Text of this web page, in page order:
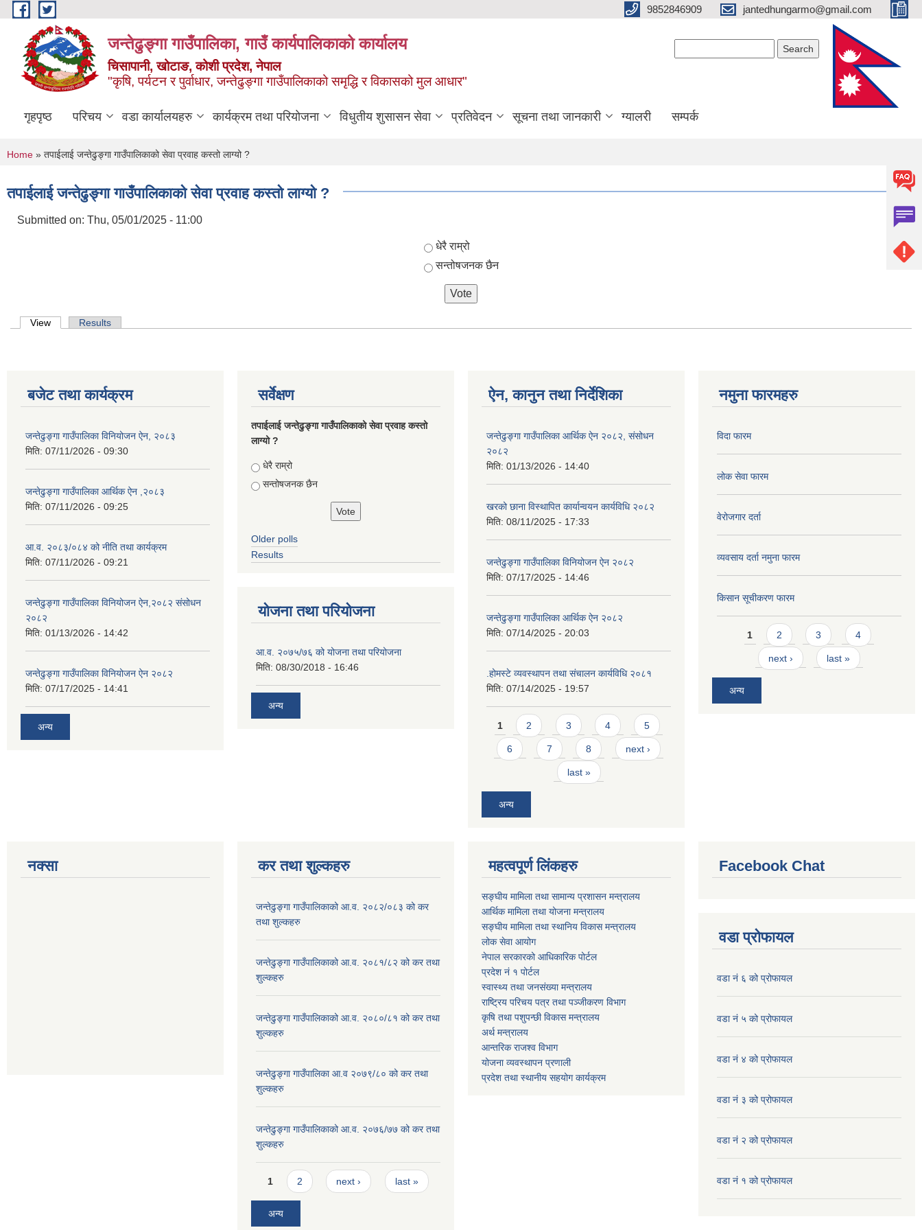
Skip to main content 9852846909 jantedhungarmo@gmail.com
जन्तेढुङ्गा गाउँपालिका, गाउँ कार्यपालिकाको कार्यालय
चिसापानी, खोटाङ, कोशी प्रदेश, नेपाल
"कृषि, पर्यटन र पुर्वाधार, जन्तेढुङ्गा गाउँपालिकाको समृद्धि र विकासको मुल आधार"
गृहपृष्ठ परिचय वडा कार्यालयहरु कार्यक्रम तथा परियोजना विधुतीय शुसासन सेवा प्रतिवेदन सूचना तथा जानकारी ग्यालरी सम्पर्क
You are here
Home » तपाईलाई जन्तेढुङ्गा गाउँपालिकाको सेवा प्रवाह कस्तो लाग्यो ?
तपाईलाई जन्तेढुङ्गा गाउँपालिकाको सेवा प्रवाह कस्तो लाग्यो ?
Submitted on: Thu, 05/01/2025 - 11:00
Choices
धेरै राम्रो
सन्तोषजनक छैन
Primary tabs
View (active tab)
Results
बजेट तथा कार्यक्रम
जन्तेढुङ्गा गाउँपालिका विनियोजन ऐन, २०८३
मिति: 07/11/2026 - 09:30
जन्तेढुङ्गा गाउँपालिका आर्थिक ऐन ,२०८३
मिति: 07/11/2026 - 09:25
आ.व. २०८३/०८४ को नीति तथा कार्यक्रम
मिति: 07/11/2026 - 09:21
जन्तेढुङ्गा गाउँपालिका विनियोजन ऐन,२०८२ संसोधन
२०८२
मिति: 01/13/2026 - 14:42
जन्तेढुङ्गा गाउँपालिका विनियोजन ऐन २०८२
मिति: 07/17/2025 - 14:41
अन्य
सर्वेक्षण
तपाईलाई जन्तेढुङ्गा गाउँपालिकाको सेवा प्रवाह कस्तो
लाग्यो ?
Choices
धेरै राम्रो
सन्तोषजनक छैन
Older polls
Results
योजना तथा परियोजना
आ.व. २०७५/७६ को योजना तथा परियोजना
मिति: 08/30/2018 - 16:46
अन्य
ऐन, कानुन तथा निर्देशिका
जन्तेढुङ्गा गाउँपालिका आर्थिक ऐन २०८२, संसोधन
२०८२
मिति: 01/13/2026 - 14:40
खरको छाना विस्थापित कार्यान्वयन कार्यविधि २०८२
मिति: 08/11/2025 - 17:33
जन्तेढुङ्गा गाउँपालिका विनियोजन ऐन २०८२
मिति: 07/17/2025 - 14:46
जन्तेढुङ्गा गाउँपालिका आर्थिक ऐन २०८२
मिति: 07/14/2025 - 20:03
.होमस्टे व्यवस्थापन तथा संचालन कार्यविधि २०८१
मिति: 07/14/2025 - 19:57
Pages
1 2 3 4 5
6 7 8 next ›
last »
अन्य
नमुना फारमहरु
विदा फारम
लोक सेवा फारम
वेरोजगार दर्ता
व्यवसाय दर्ता नमुना फारम
किसान सूचीकरण फारम
Pages
1 2 3 4
next › last »
अन्य
नक्सा कर तथा शुल्कहरु
जन्तेढुङ्गा गाउँपालिकाको आ.व. २०८२/०८३ को कर
तथा शुल्कहरु
जन्तेढुङ्गा गाउँपालिकाको आ.व. २०८१/८२ को कर तथा
शुल्कहरु
जन्तेढुङ्गा गाउँपालिकाको आ.व. २०८०/८१ को कर तथा
शुल्कहरु
जन्तेढुङ्गा गाउँपालिका आ.व २०७९/८० को कर तथा
शुल्कहरु
जन्तेढुङ्गा गाउँपालिकाको आ.व. २०७६/७७ को कर तथा
शुल्कहरु
Pages
1 2 next › last »
अन्य
महत्वपूर्ण लिंकहरु
सङ्घीय मामिला तथा सामान्य प्रशासन मन्त्रालय
आर्थिक मामिला तथा योजना मन्त्रालय
सङ्घीय मामिला तथा स्थानिय विकास मन्त्रालय
लोक सेवा आयोग
नेपाल सरकारको आधिकारिक पोर्टल
प्रदेश नं १ पोर्टल
स्वास्थ्य तथा जनसंख्या मन्त्रालय
राष्ट्रिय परिचय पत्र तथा पञ्जीकरण विभाग
कृषि तथा पशुपन्छी विकास मन्त्रालय
अर्थ मन्त्रालय
आन्तरिक राजश्व विभाग
योजना व्यवस्थापन प्रणाली
प्रदेश तथा स्थानीय सहयोग कार्यक्रम
Facebook Chat
वडा प्रोफायल
वडा नं ६ को प्रोफायल
वडा नं ५ को प्रोफायल
वडा नं ४ को प्रोफायल
वडा नं ३ को प्रोफायल
वडा नं २ को प्रोफायल
वडा नं १ को प्रोफायल